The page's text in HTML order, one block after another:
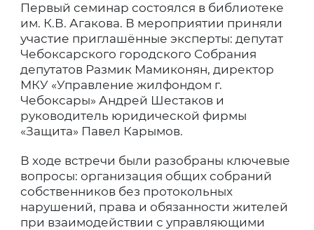
Первый семинар состоялся в библиотеке
им. К.В. Агакова. В мероприятии приняли
участие приглашённые эксперты: депутат
Чебоксарского городского Собрания
депутатов Размик Мамиконян, директор
МКУ «Управление жилфондом г.
Чебоксары» Андрей Шестаков и
руководитель юридической фирмы
«Защита» Павел Карымов.
В ходе встречи были разобраны ключевые
вопросы: организация общих собраний
собственников без протокольных
нарушений, права и обязанности жителей
при взаимодействии с управляющими